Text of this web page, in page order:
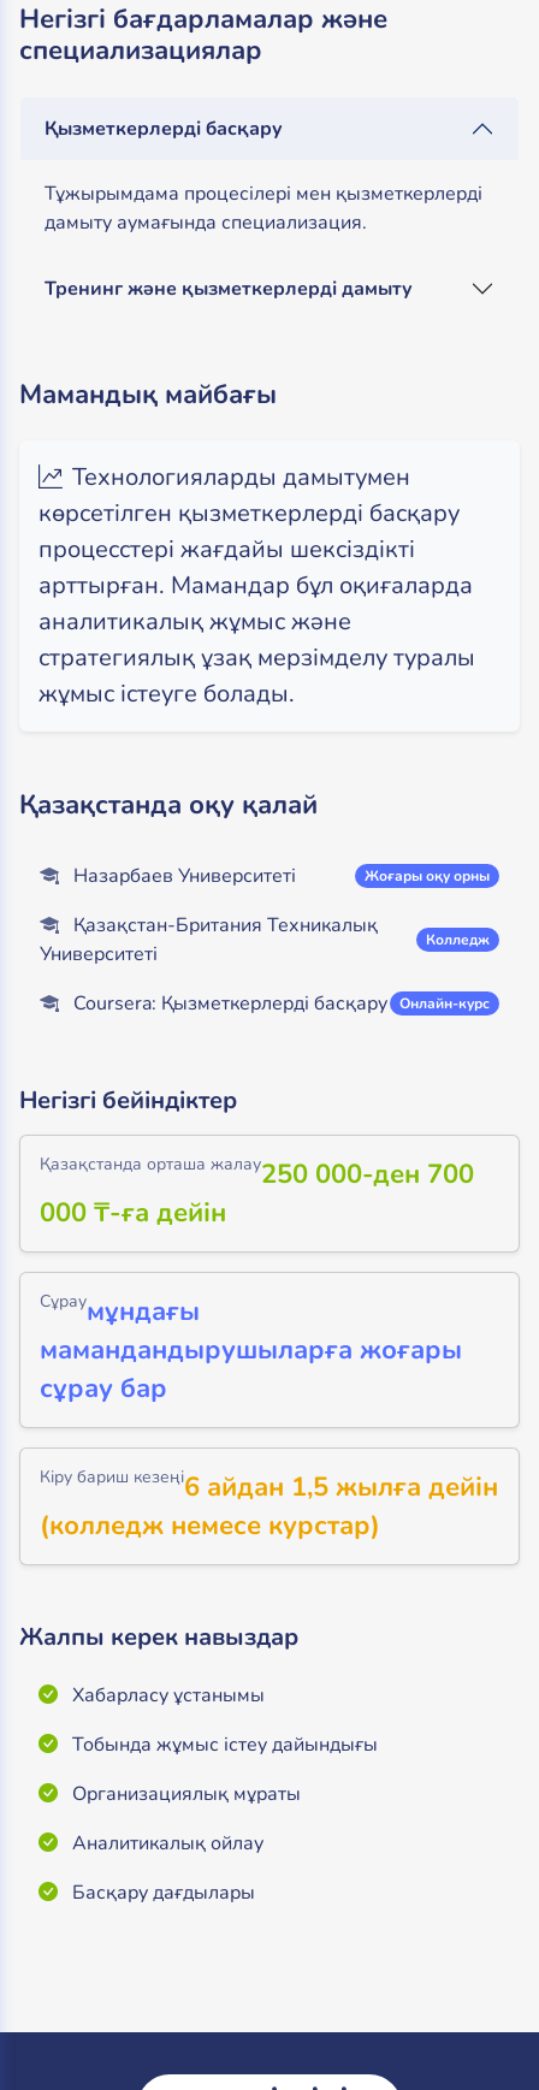
Негізгі бағдарламалар және
специализациялар
Қызметкерлерді басқару
Тұжырымдама процесілері мен қызметкерлерді
дамыту аумағында специализация.
Тренинг және қызметкерлерді дамыту
Мамандық майбағы
Технологияларды дамытумен
көрсетілген қызметкерлерді басқару
процесстері жағдайы шексіздікті
арттырған. Мамандар бұл оқиғаларда
аналитикалық жұмыс және
стратегиялық ұзақ мерзімделу туралы
жұмыс істеуге болады.
Қазақстанда оқу қалай
Назарбаев Университеті Жоғары оқу орны
Қазақстан-Британия Техникалық
Университеті
Колледж
Coursera: Қызметкерлерді басқару Онлайн-курс
Негізгі бейіндіктер
Қазақстанда орташа жалау250 000-ден 700
000 ₸-ға дейін
Сұраумұндағы
мамандандырушыларға жоғары
сұрау бар
Кіру бариш кезеңі6 айдан 1,5 жылға дейін
(колледж немесе курстар)
Жалпы керек навыздар
Хабарласу ұстанымы
Тобында жұмыс істеу дайындығы
Организациялық мұраты
Аналитикалық ойлау
Басқару дағдылары